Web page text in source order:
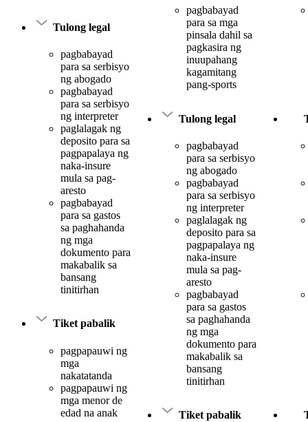
Tulong legal
pagbabayad
para sa serbisyo
ng abogado
pagbabayad
para sa serbisyo
ng interpreter
paglalagak ng
deposito para sa
pagpapalaya ng
naka-insure
mula sa pag-
aresto
pagbabayad
para sa gastos
sa paghahanda
ng mga
dokumento para
makabalik sa
bansang
tinitirhan
Tiket pabalik
pagpapauwi ng
mga
nakatatanda
pagpapauwi ng
mga menor de
edad na anak
pagbabayad
para sa mga
pinsala dahil sa
pagkasira ng
inuupahang
kagamitang
pang-sports
Tulong legal
pagbabayad
para sa serbisyo
ng abogado
pagbabayad
para sa serbisyo
ng interpreter
paglalagak ng
deposito para sa
pagpapalaya ng
naka-insure
mula sa pag-
aresto
pagbabayad
para sa gastos
sa paghahanda
ng mga
dokumento para
makabalik sa
bansang
tinitirhan
Tiket pabalik